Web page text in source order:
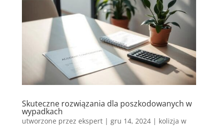
Skuteczne rozwiązania dla poszkodowanych w
wypadkach
utworzone przez ekspert| gru 14, 2024| kolizja w